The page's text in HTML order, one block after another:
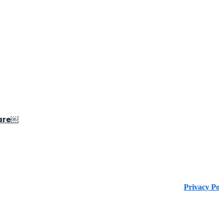
196/2003 e Regolamento (UE) n. 2016/679 (GDPR) Privacy
Via Tirso, 17 - 00198 Roma (RM), Italy I All